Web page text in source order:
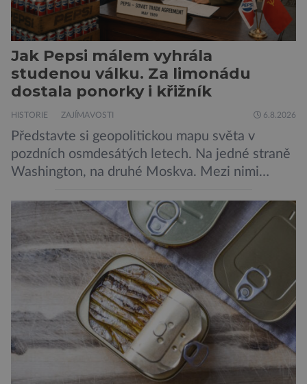
Jak Pepsi málem vyhrála
studenou válku. Za limonádu
dostala ponorky i křižník
HISTORIE ZAJÍMAVOSTI 6.8.2026
Představte si geopolitickou mapu světa v
pozdních osmdesátých letech. Na jedné straně
Washington, na druhé Moskva. Mezi nimi
padesátkrát dokola, železná opona a miliony
vojáků v permanentní pohotovosti. A pak je tu
Donald Kendall, generální ředitel společnosti
PepsiCo, který se v květnu roku 1989 stává
admirálem flotily, jež čítá sedmnáct […]